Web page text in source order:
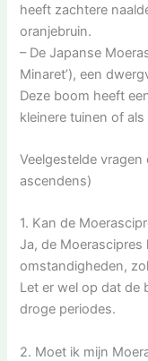
heeft zachtere
oranjebruin.
– De Japanse
Minaret’), een
Deze boom heeft
kleinere tuinen of
Veelgestelde
ascendens)
1. Kan de
Ja, de
omstandigheden,
Let er wel op dat de
droge periodes.
2. Moet ik mijn